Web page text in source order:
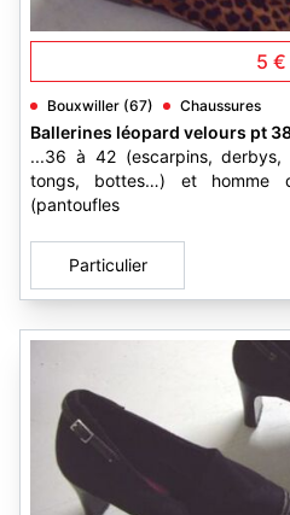
5 €
Bouxwiller (67) Chaussures
Ballerines léopard velours pt
...36 à 42 (escarpins, derbys,
tongs, bottes…) et
(pantoufles
Particulier